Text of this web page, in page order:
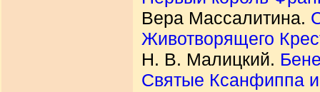
Вера Массалитина.
Животворящего
Н. В. Малицкий.
Святые Ксанфиппа